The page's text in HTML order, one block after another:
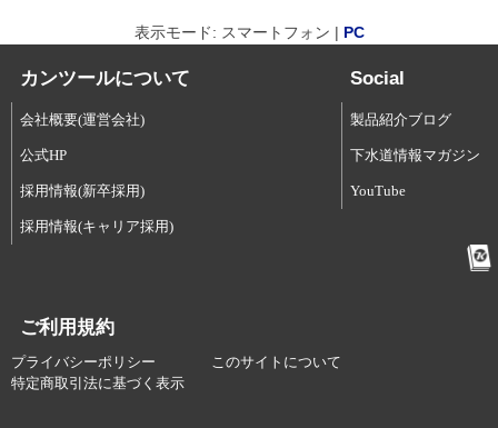
表示モード: スマートフォン | PC
カンツールについて
会社概要(運営会社)
公式HP
採用情報(新卒採用)
採用情報(キャリア採用)
Social
製品紹介ブログ
下水道情報マガジン
YouTube
ご利用規約
プライバシーポリシー
このサイトについて
特定商取引法に基づく表示